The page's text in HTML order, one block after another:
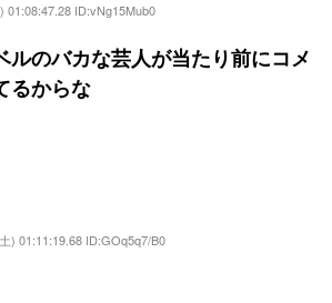
01:08:47.28 ID:vNg15Mub0
ルのバカな芸人が当たり前にコメ
るからな
) 01:11:19.68 ID:GOq5q7/B0